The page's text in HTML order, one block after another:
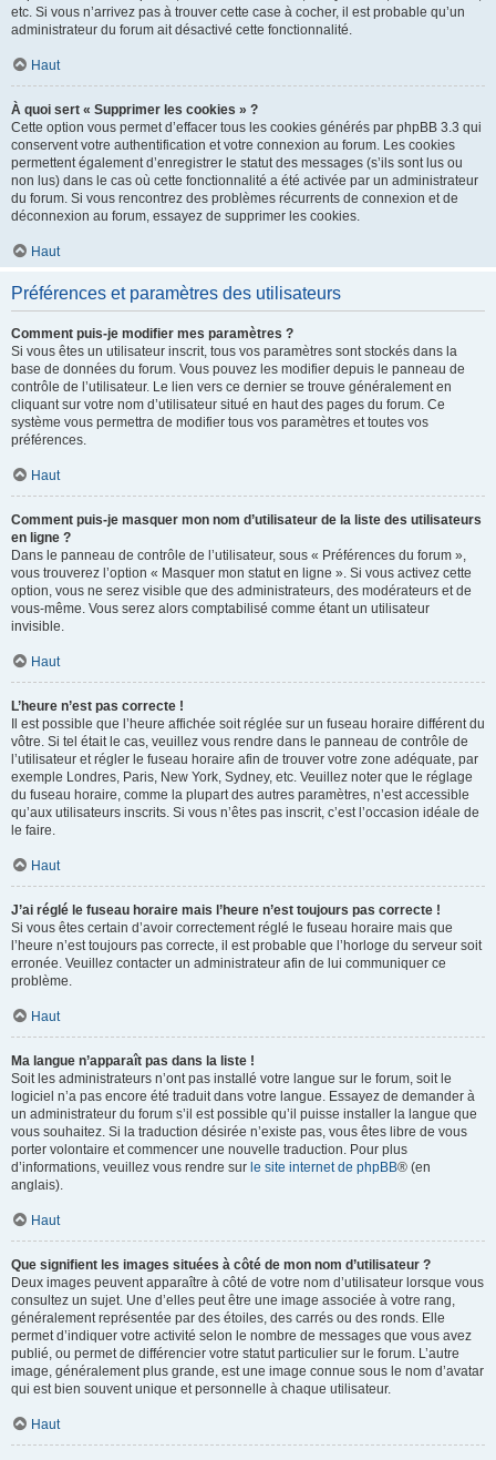
etc. Si vous n’arrivez pas à trouver cette case à cocher, il est probable qu’un
administrateur du forum ait désactivé cette fonctionnalité.
Haut
À quoi sert « Supprimer les cookies » ?
Cette option vous permet d’effacer tous les cookies générés par phpBB 3.3 qui
conservent votre authentification et votre connexion au forum. Les cookies
permettent également d’enregistrer le statut des messages (s’ils sont lus ou
non lus) dans le cas où cette fonctionnalité a été activée par un administrateur
du forum. Si vous rencontrez des problèmes récurrents de connexion et de
déconnexion au forum, essayez de supprimer les cookies.
Haut
Préférences et paramètres des utilisateurs
Comment puis-je modifier mes paramètres ?
Si vous êtes un utilisateur inscrit, tous vos paramètres sont stockés dans la
base de données du forum. Vous pouvez les modifier depuis le panneau de
contrôle de l’utilisateur. Le lien vers ce dernier se trouve généralement en
cliquant sur votre nom d’utilisateur situé en haut des pages du forum. Ce
système vous permettra de modifier tous vos paramètres et toutes vos
préférences.
Haut
Comment puis-je masquer mon nom d’utilisateur de la liste des utilisateurs
en ligne ?
Dans le panneau de contrôle de l’utilisateur, sous « Préférences du forum »,
vous trouverez l’option « Masquer mon statut en ligne ». Si vous activez cette
option, vous ne serez visible que des administrateurs, des modérateurs et de
vous-même. Vous serez alors comptabilisé comme étant un utilisateur
invisible.
Haut
L’heure n’est pas correcte !
Il est possible que l’heure affichée soit réglée sur un fuseau horaire différent du
vôtre. Si tel était le cas, veuillez vous rendre dans le panneau de contrôle de
l’utilisateur et régler le fuseau horaire afin de trouver votre zone adéquate, par
exemple Londres, Paris, New York, Sydney, etc. Veuillez noter que le réglage
du fuseau horaire, comme la plupart des autres paramètres, n’est accessible
qu’aux utilisateurs inscrits. Si vous n’êtes pas inscrit, c’est l’occasion idéale de
le faire.
Haut
J’ai réglé le fuseau horaire mais l’heure n’est toujours pas correcte !
Si vous êtes certain d’avoir correctement réglé le fuseau horaire mais que
l’heure n’est toujours pas correcte, il est probable que l’horloge du serveur soit
erronée. Veuillez contacter un administrateur afin de lui communiquer ce
problème.
Haut
Ma langue n’apparaît pas dans la liste !
Soit les administrateurs n’ont pas installé votre langue sur le forum, soit le
logiciel n’a pas encore été traduit dans votre langue. Essayez de demander à
un administrateur du forum s’il est possible qu’il puisse installer la langue que
vous souhaitez. Si la traduction désirée n’existe pas, vous êtes libre de vous
porter volontaire et commencer une nouvelle traduction. Pour plus
d’informations, veuillez vous rendre sur le site internet de phpBB® (en
anglais).
Haut
Que signifient les images situées à côté de mon nom d’utilisateur ?
Deux images peuvent apparaître à côté de votre nom d’utilisateur lorsque vous
consultez un sujet. Une d’elles peut être une image associée à votre rang,
généralement représentée par des étoiles, des carrés ou des ronds. Elle
permet d’indiquer votre activité selon le nombre de messages que vous avez
publié, ou permet de différencier votre statut particulier sur le forum. L’autre
image, généralement plus grande, est une image connue sous le nom d’avatar
qui est bien souvent unique et personnelle à chaque utilisateur.
Haut